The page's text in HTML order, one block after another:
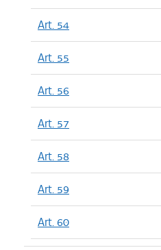
Art. 54
Art. 55
Art. 56
Art. 57
Art. 58
Art. 59
Art. 60